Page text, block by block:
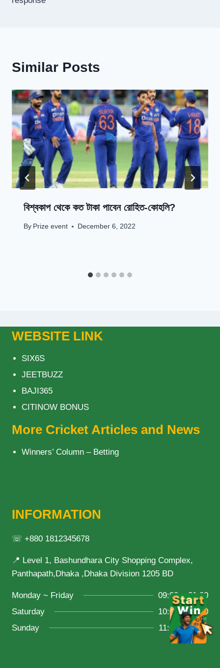
Similar Posts
বিশ্বকাপ থেকে কত টাকা পাবেন রোহিত-কোহলি?
By Prize event December 6, 2022
WEBSITE LINK
SIX6S
JEETBUZZ
BAJI365
CITINOW BONUS
More Cricket Articles and News
Winners’ Column – Betting
INFORMATION
☏ +880 1812345678
📍 Level 1, Bashundhara City Shopping Complex,
Panthapath,Dhaka ,Dhaka Division 1205 BD
Monday ~ Friday
09:00 ~ 21:00
Saturday
10:00 ~ 18:00
Sunday
11:00 ~ 20:00